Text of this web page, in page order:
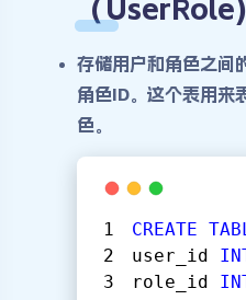
（UserRole)
存储用户和角色之间
角色ID。这个表用来
色。
CREATE
user_id
role_id